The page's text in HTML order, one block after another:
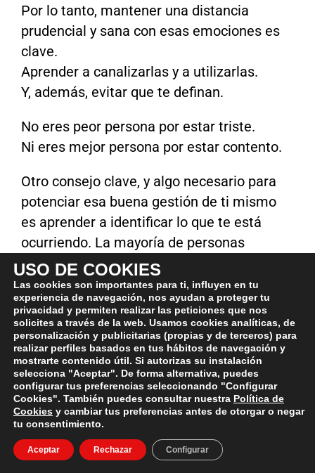
Por lo tanto, mantener una distancia
prudencial y sana con esas emociones es
clave.
Aprender a canalizarlas y a utilizarlas.
Y, además, evitar que te definan.
No eres peor persona por estar triste.
Ni eres mejor persona por estar contento.
Otro consejo clave, y algo necesario para
potenciar esa buena gestión de ti mismo
es aprender a identificar lo que te está
ocurriendo. La mayoría de personas
intentan controlar o gestionar algo que ni
siquiera saben lo que es o por qué está ahí.
A esto se le llama ser consciente de uno
mismo y es necesario para una buena
salud emocional.
Por último, una vez entiendes lo que te
ocurre debes ser capaz de estar cómodo
en la incomodidad de lo que sientes. La
gente actúa para huir de lo que siente, y si
aprendieran a dejar de luchar contra la
USO DE COOKIES
Las cookies son importantes para ti, influyen en tu
experiencia de navegación, nos ayudan a proteger tu
privacidad y permiten realizar las peticiones que nos
solicites a través de la web. Usamos cookies analíticas, de
personalización y publicitarias (propias y de terceros) para
realizar perfiles basados en tus hábitos de navegación y
mostrarte contenido útil. Si autorizas su instalación
selecciona "Aceptar". De forma alternativa, puedes
configurar tus preferencias seleccionando "Configurar
Cookies". También puedes consultar nuestra Política de
Cookies y cambiar tus preferencias antes de otorgar o negar
tu consentimiento.
Aceptar Rechazar Configurar